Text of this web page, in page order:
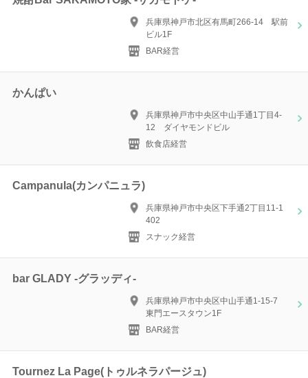
兵庫県神戸市北区有馬町266-14 駅前
ビル1F
BAR経営
かんぱい
兵庫県神戸市中央区中山手通1丁目4-
12 ダイヤモンドビル
飲食店経営
Campanula(カンパニュラ)
兵庫県神戸市中央区下手通2丁目11-1
402
スナック経営
bar GLADY -グラッディ-
兵庫県神戸市中央区中山手通1-15-7
東門エースタウン1F
BAR経営
Tournez La Page(トゥルネラパージュ)